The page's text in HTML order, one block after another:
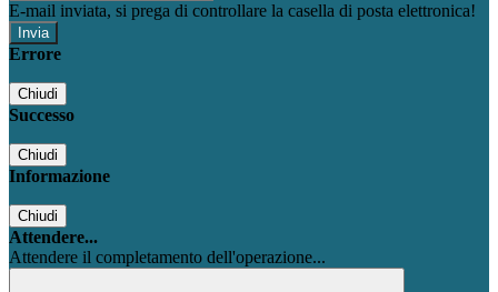
E-mail inviata, si prega di controllare la casella di posta elettronica!
Errore
Chiudi
Successo
Chiudi
Informazione
Chiudi
Attendere...
Attendere il completamento dell'operazione...